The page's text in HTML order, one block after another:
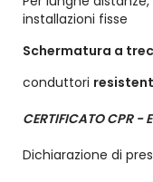
installazioni fisse
Schermatura a
conduttori
CERTIFICATO CPR -
Dichiarazione di